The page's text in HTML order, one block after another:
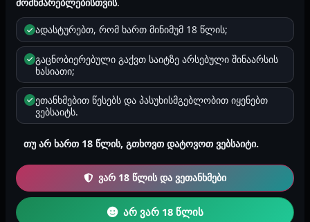
გაათავა და პირდაპირ პირში ჩამასხა.
არგადმოაფურთხო თორე არვიცი რასგიზამო და
ჩავყლაპე, მეკი ვთხოვე ახლა შენიჯერია ვნახოთ
როგორ ჩამიტრიალებ ენას მეთქი. გამხადა
ელასტიკი და ტანგა გვერძე გადამიწია მოვიდა
თითები ამომისვა მეკი დამბურძგლა, ჯერ თითები
შემიყო ასე მითითავა სანამ ერთხელ
არგამათავებინა, და შემდეგ თვითონ ჩამაწვინა
შიგნით, მუხლებზე დადგა ჯერ გარედან კლიტორზე
მისმევნდა ენას, შემდეგ კი შემიყო მალევე პირში
ჩავუთავე და ვუთხარი როგორც შენ ჩამაყლაპინე
ისე ჩაყლაპე შენთქო დამიჯერა და ჩაყლაპა. იმის
შემდეგ ხშირად გვაქ ერთად სექსი🤭
ადასტურებთ, რომ ხართ მინიმუმ 18 წლის;
გაცნობიერებული გაქვთ საიტზე არსებული შინაარსის
ხასიათი;
ეთანხმებით წესებს და პასუხისმგებლობით იყენებთ
ვებსაიტს.
თუ არ ხართ 18 წლის, გთხოვთ დატოვოთ ვებსაიტი.
ვარ 18 წლის და ვეთანხმები
არ ვარ 18 წლის